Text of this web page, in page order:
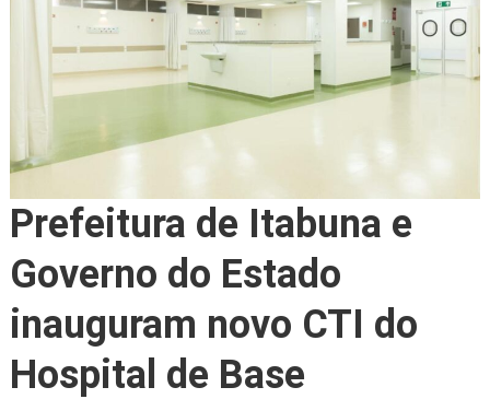
Prefeitura de Itabuna e
Governo do Estado
inauguram novo CTI do
Hospital de Base